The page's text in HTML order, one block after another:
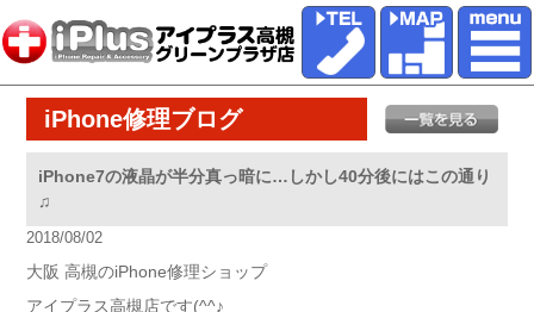
iPhone修理ブログ
iPhone7の液晶が半分真っ暗に…しかし40分後にはこの通り
♫
2018/08/02
大阪 高槻のiPhone修理ショップ
アイプラス高槻店です(^^♪